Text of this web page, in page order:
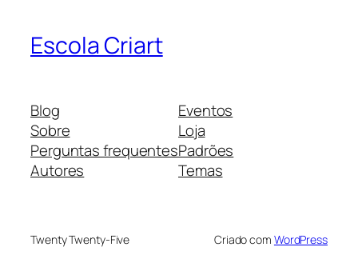
Escola Criart
Blog
Sobre
Perguntas frequentes
Autores
Eventos
Loja
Padrões
Temas
Twenty Twenty-Five Criado com WordPress